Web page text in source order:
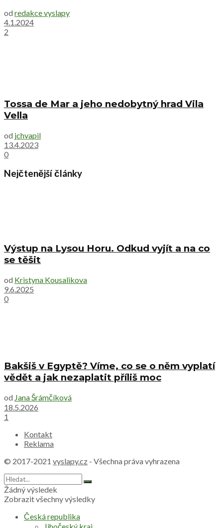
od redakce vyslapy
4.1.2024
2
Tossa de Mar a jeho nedobytný hrad Vila
Vella
od jchvapil
13.4.2023
0
Nejčtenější články
Výstup na Lysou Horu. Odkud vyjít a na co
se těšit
od Kristyna Kousalikova
9.6.2025
0
Bakšiš v Egyptě? Víme, co se o něm vyplatí
vědět a jak nezaplatit příliš moc
od Jana Šrámčíková
18.5.2026
1
Kontakt
Reklama
© 2017-2021 vyslapy.cz - Všechna práva vyhrazena
Žádný výsledek
Zobrazit všechny výsledky
Česká republika